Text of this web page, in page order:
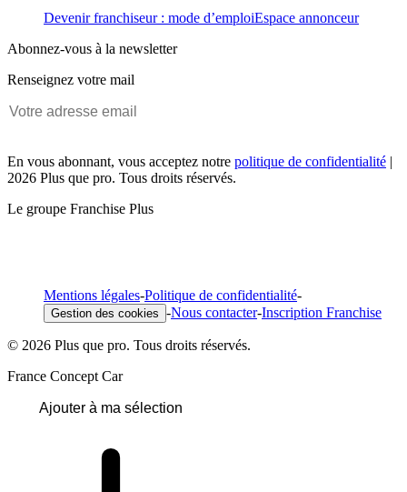
Devenir franchiseur : mode d’emploiEspace annonceur
Abonnez-vous à la newsletter
Renseignez votre mail
En vous abonnant, vous acceptez notre politique de confidentialité |
2026 Plus que pro. Tous droits réservés.
Le groupe Franchise Plus
Mentions légales-Politique de confidentialité-
Gestion des cookies -Nous contacter-Inscription Franchise
© 2026 Plus que pro. Tous droits réservés.
France Concept Car
Ajouter à ma sélection